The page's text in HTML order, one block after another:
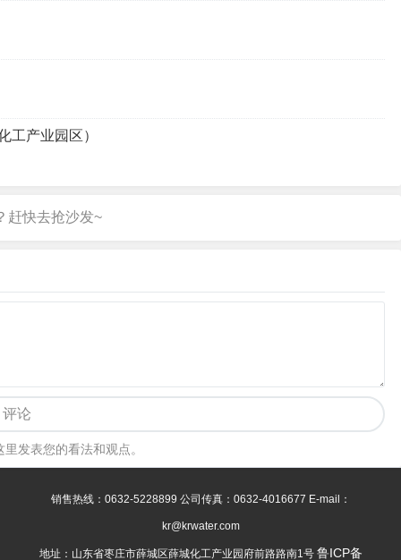
工产业园区）
评论
发表您的看法和观点。
销售热线：0632-5228899 公司传真：0632-4016677 E-mail：
kr@krwater.com
地址：山东省枣庄市薛城区薛城化工产业园府前路路南1号 鲁ICP备